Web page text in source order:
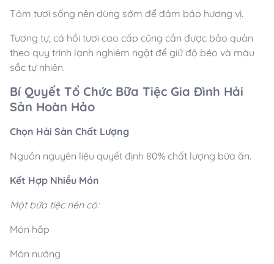
Tôm tươi sống nên dùng sớm để đảm bảo hương vị.
Tương tự, cá hồi tươi cao cấp cũng cần được bảo quản
theo quy trình lạnh nghiêm ngặt để giữ độ béo và màu
sắc tự nhiên.
Bí Quyết Tổ Chức Bữa Tiệc Gia Đình Hải
Sản Hoàn Hảo
Chọn Hải Sản Chất Lượng
Nguồn nguyên liệu quyết định 80% chất lượng bữa ăn.
Kết Hợp Nhiều Món
Một bữa tiệc nên có:
Món hấp
Món nướng